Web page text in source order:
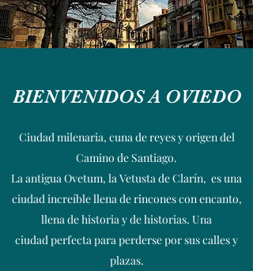
BIENVENIDOS A OVIEDO
Ciudad milenaria, cuna de reyes y origen del
Camino de Santiago.
La antigua Ovetum, la Vetusta de Clarín, es una
ciudad increíble llena de rincones con encanto,
llena de historia y de historias. Una
ciudad perfecta para perderse por sus calles y
plazas.